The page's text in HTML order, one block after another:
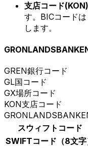
支店コード
す。BICコード
します。
GREN銀行コード
GL国コード
GX場所コード
KON支店コード
スウィフトコード
SWIFTコード（8文字